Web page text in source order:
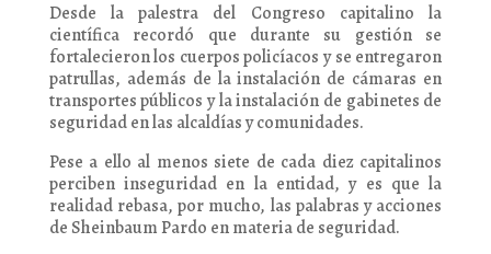
Desde la palestra del Congreso capitalino la
científica recordó que durante su gestión se
fortalecieron los cuerpos policíacos y se entregaron
patrullas, además de la instalación de cámaras en
transportes públicos y la instalación de gabinetes de
seguridad en las alcaldías y comunidades.
Pese a ello al menos siete de cada diez capitalinos
perciben inseguridad en la entidad, y es que la
realidad rebasa, por mucho, las palabras y acciones
de Sheinbaum Pardo en materia de seguridad.